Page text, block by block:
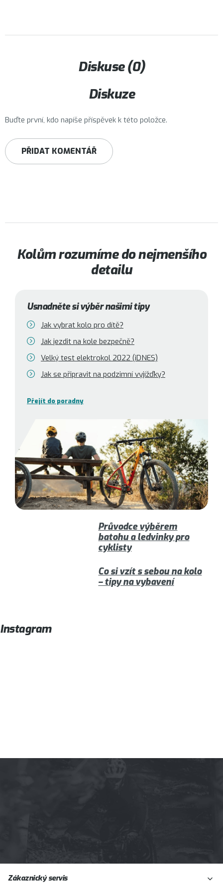
Diskuse (0)
Diskuze
Buďte první, kdo napíše příspěvek k této položce.
PŘIDAT KOMENTÁŘ
Kolům rozumíme do nejmenšího
detailu
Usnadněte si výběr našimi tipy
Jak vybrat kolo pro dítě?
Jak jezdit na kole bezpečně?
Velký test elektrokol 2022 (iDNES)
Jak se připravit na podzimní vyjížďky?
Přejít do poradny
Průvodce výběrem
batohu a ledvinky pro
cyklisty
Co si vzít s sebou na kolo
– tipy na vybavení
Instagram
Zákaznický servis